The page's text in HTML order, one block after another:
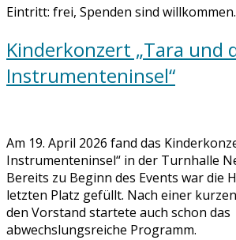
Eintritt: frei, Spenden sind willkommen.
Kinderkonzert „Tara und
Instrumenteninsel“
Am 19. April 2026 fand das
Instrumenteninsel“ in der Turnhalle
Bereits zu Beginn des Events war die
letzten Platz gefüllt. Nach einer
den Vorstand startete auch schon das
abwechslungsreiche Programm.